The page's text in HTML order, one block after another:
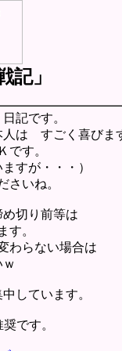
記」
記です。
人は すごく喜びま
です。
すが・・・）
さいね。
切り前等は
す。
わらない場合は
しています。
です。